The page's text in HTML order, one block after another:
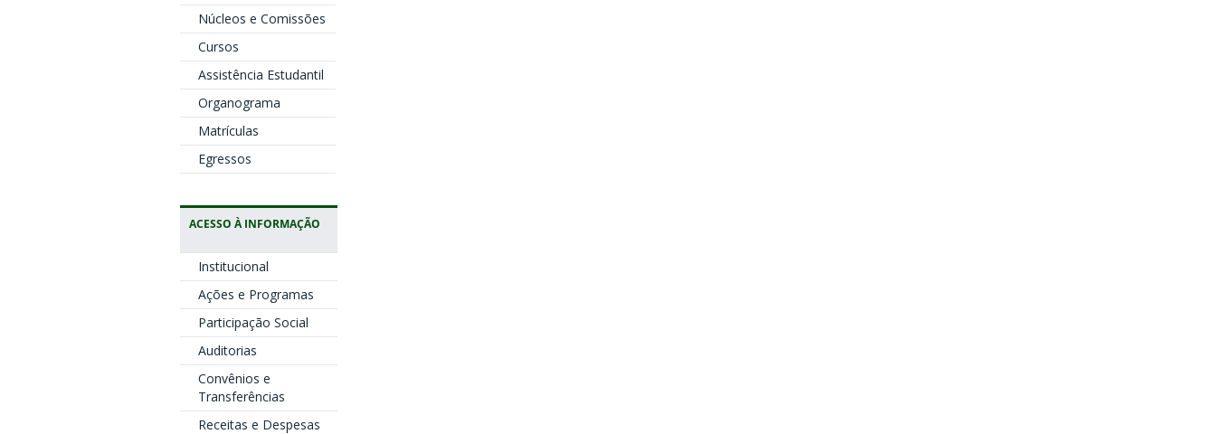
Núcleos e Comissões
Cursos
Assistência Estudantil
Organograma
Matrículas
Egressos
ACESSO À INFORMAÇÃO
Institucional
Ações e Programas
Participação Social
Auditorias
Convênios e
Transferências
Receitas e Despesas